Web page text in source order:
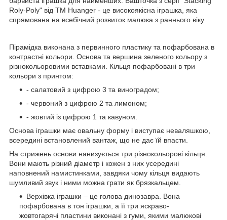
Roly-Poly" від ТМ Huanger - це високоякісна іграшка, яка
спрямована на всебічний розвиток малюка з раннього віку.
Пірамідка виконана з первинного пластику та пофарбована в
контрастні кольори. Основа та вершина зеленого кольору з
різнокольоровими вставками. Кільця пофарбовані в три
кольори з принтом:
- салатовий з цифрою 3 та виноградом;
- червоний з цифрою 2 та лимоном;
- жовтий із цифрою 1 та кавуном.
Основа іграшки має овальну форму і виступає неваляшкою,
всередині встановлений вантаж, що не дає їй впасти.
На стрижень основи нанизується три різнокольорові кільця.
Вони мають різний діаметр і кожен з них усередині
наповнений намистинками, завдяки чому кільця видають
шумливий звук і ними можна грати як брязкальцем.
Верхівка іграшки – це голова динозавра. Вона
пофарбована в тон іграшки, а її три яскраво-
жовтогарячі пластини виконані з гуми, якими малюкові